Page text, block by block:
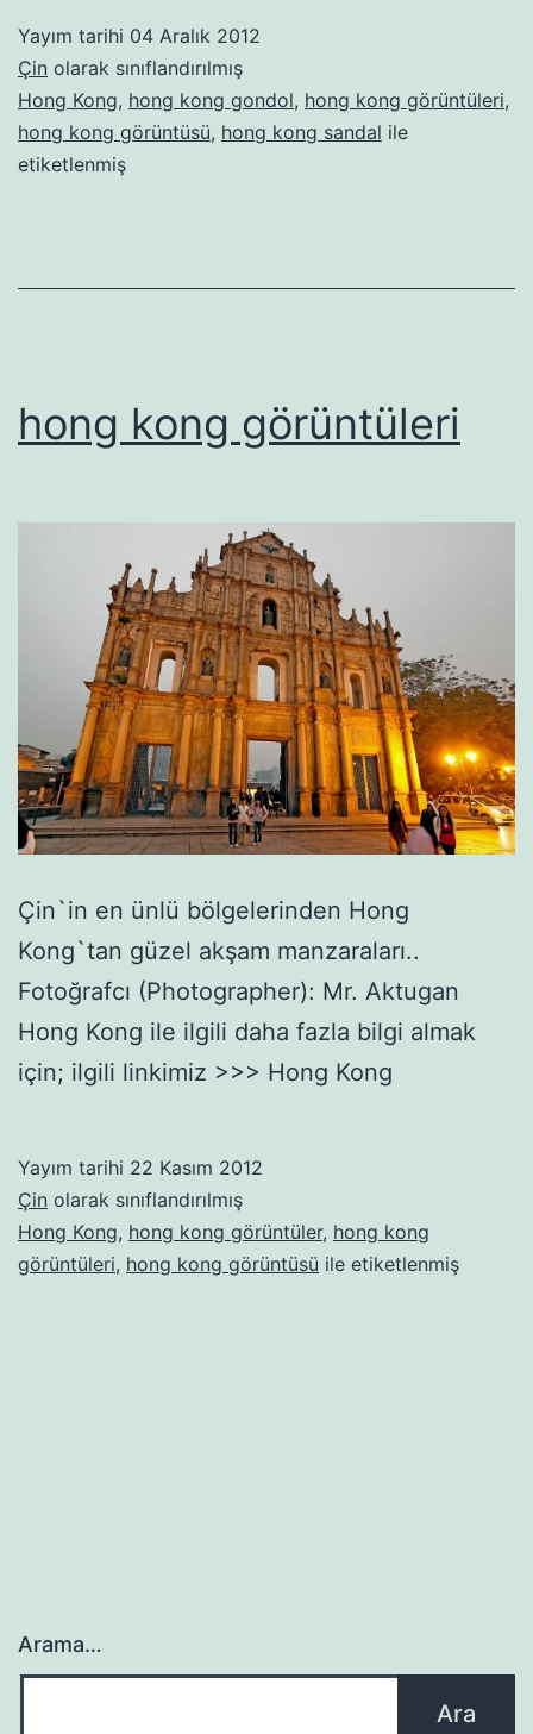
Yayım tarihi 04 Aralık 2012
Çin olarak sınıflandırılmış
Hong Kong, hong kong gondol, hong kong görüntüleri,
hong kong görüntüsü, hong kong sandal ile
etiketlenmiş
hong kong görüntüleri
Çin`in en ünlü bölgelerinden Hong
Kong`tan güzel akşam manzaraları..
Fotoğrafcı (Photographer): Mr. Aktugan
Hong Kong ile ilgili daha fazla bilgi almak
için; ilgili linkimiz >>> Hong Kong
Yayım tarihi 22 Kasım 2012
Çin olarak sınıflandırılmış
Hong Kong, hong kong görüntüler, hong kong
görüntüleri, hong kong görüntüsü ile etiketlenmiş
Arama…